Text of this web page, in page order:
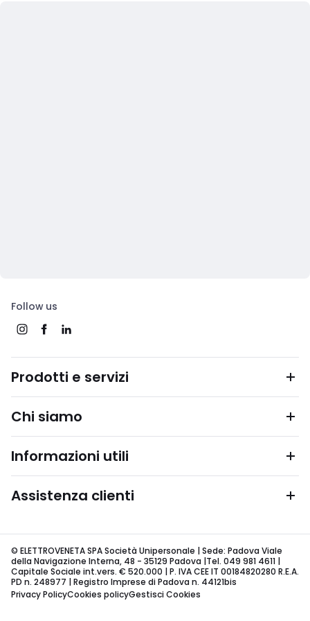
Follow us
Prodotti e servizi
Chi siamo
Informazioni utili
Assistenza clienti
© ELETTROVENETA SPA Società Unipersonale | Sede: Padova Viale
della Navigazione Interna, 48 - 35129 Padova |Tel. 049 981 4611 |
Capitale Sociale int.vers. € 520.000 | P. IVA CEE IT 00184820280 R.E.A.
PD n. 248977 | Registro Imprese di Padova n. 44121bis
Privacy PolicyCookies policyGestisci Cookies